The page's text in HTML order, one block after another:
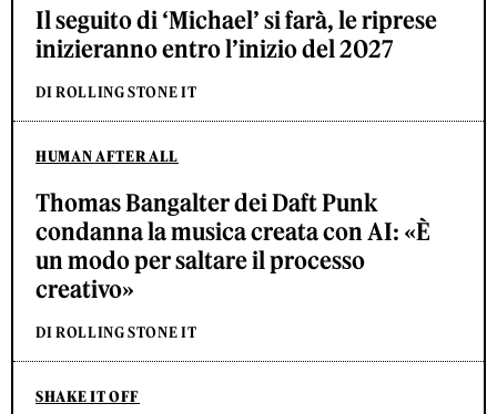
Il seguito di ‘Michael’ si farà, le riprese
inizieranno entro l’inizio del 2027
DI ROLLING STONE IT
HUMAN AFTER ALL
Thomas Bangalter dei Daft Punk
condanna la musica creata con AI: «È
un modo per saltare il processo
creativo»
DI ROLLING STONE IT
SHAKE IT OFF